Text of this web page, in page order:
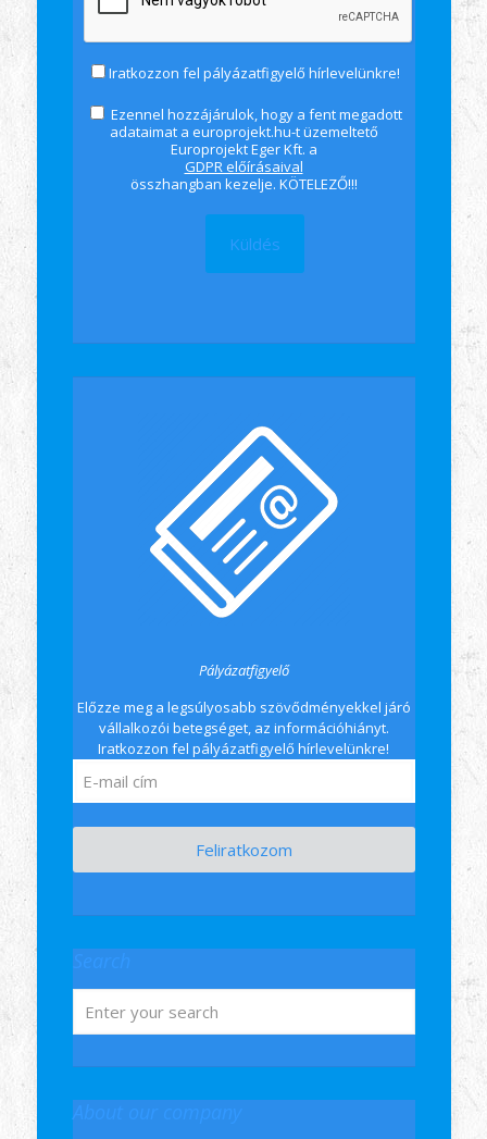
Iratkozzon fel pályázatfigyelő hírlevelünkre!
Ezennel hozzájárulok, hogy a fent megadott
adataimat a europrojekt.hu-t üzemeltető
Europrojekt Eger Kft. a
GDPR előírásaival
összhangban kezelje. KÖTELEZŐ!!!
Pályázatfigyelő
Előzze meg a legsúlyosabb szövődményekkel járó
vállalkozói betegséget, az információhiányt.
Iratkozzon fel pályázatfigyelő hírlevelünkre!
Feliratkozom
About our company